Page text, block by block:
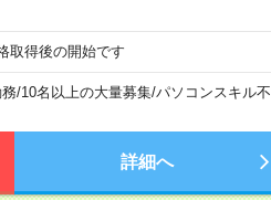
取得後の開始です
/10名以上の大量募集/パソコンスキル不
詳細へ